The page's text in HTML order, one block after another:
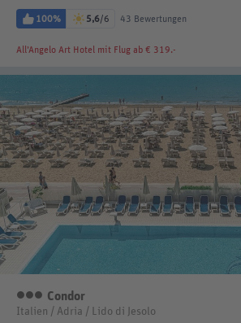
100% 5,6/6 43 Bewertungen
All’Angelo Art Hotel mit Flug ab € 319.-
3 Sterne
Condor
Italien / Adria / Lido di Jesolo